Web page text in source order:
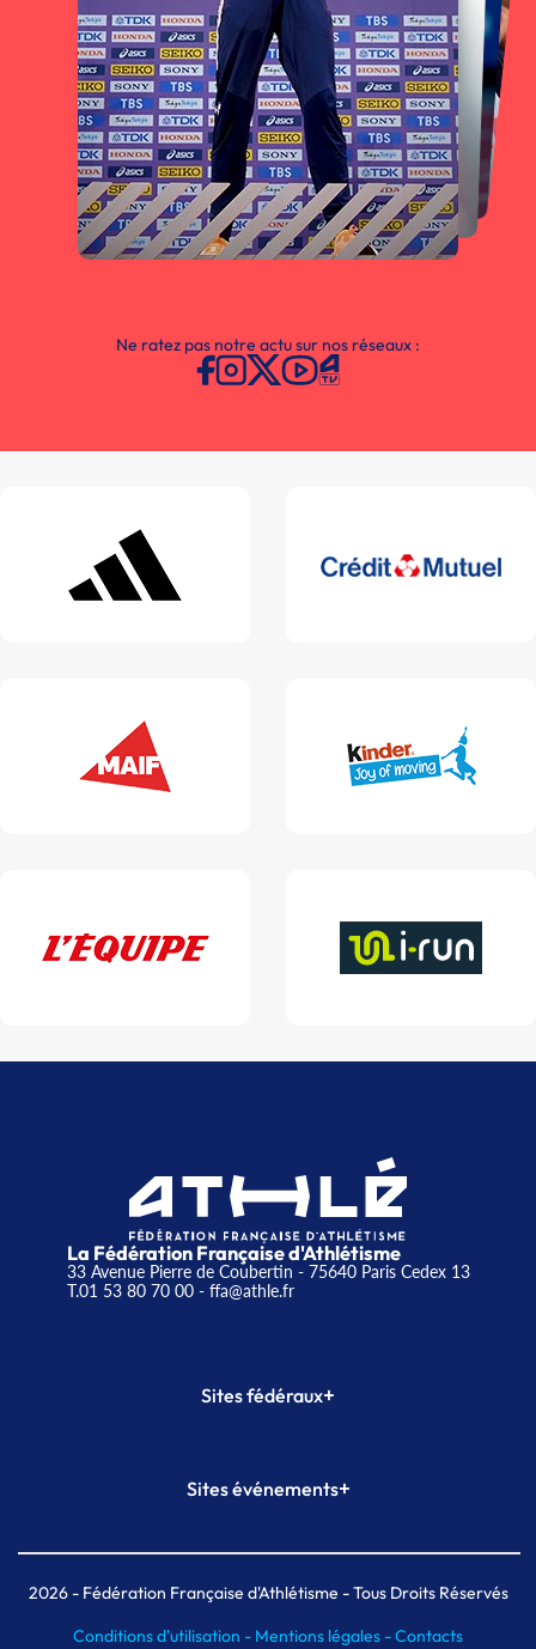
Ne ratez pas notre actu sur nos réseaux :
La Fédération Française d'Athlétisme
33 Avenue Pierre de Coubertin - 75640 Paris Cedex 13
T.01 53 80 70 00- ffa@athle.fr
Sites fédéraux+
Plateforme Formation
Sites événements+
Meeting de Paris indoor
MAIF Ekiden de Paris
2026- Fédération Française d'Athlétisme - Tous Droits Réservés
Conditions d'utilisation - Mentions légales -Contacts